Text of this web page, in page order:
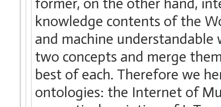
knowledge contents of the
and machine understandable
two concepts and merge
best of each. Therefore we
ontologies: the Internet of